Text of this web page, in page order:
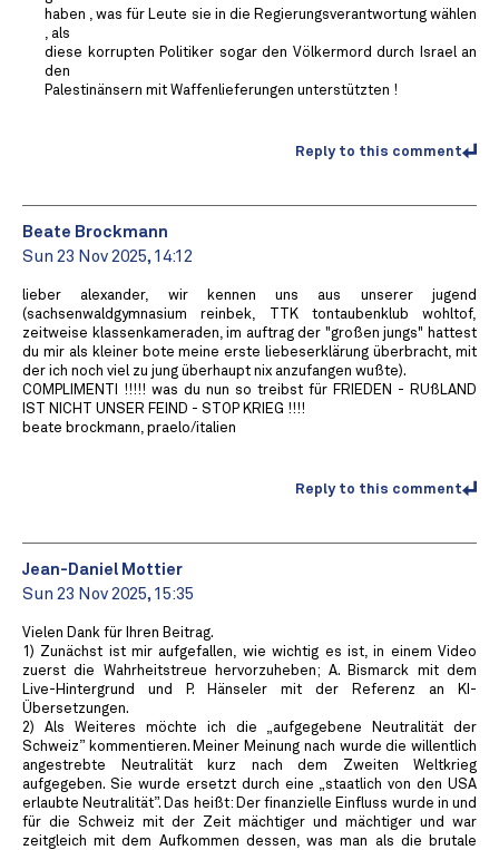
haben , was für Leute sie in die Regierungsverantwortung wählen
, als
diese korrupten Politiker sogar den Völkermord durch Israel an
den
Palestinänsern mit Waffenlieferungen unterstützten !
Reply to this comment
Beate Brockmann
Sun 23 Nov 2025, 14:12
lieber alexander, wir kennen uns aus unserer jugend
(sachsenwaldgymnasium reinbek, TTK tontaubenklub wohltof,
zeitweise klassenkameraden, im auftrag der "großen jungs" hattest
du mir als kleiner bote meine erste liebeserklärung überbracht, mit
der ich noch viel zu jung überhaupt nix anzufangen wußte).
COMPLIMENTI !!!!! was du nun so treibst für FRIEDEN - RUßLAND
IST NICHT UNSER FEIND - STOP KRIEG !!!!
beate brockmann, praelo/italien
Reply to this comment
Jean-Daniel Mottier
Sun 23 Nov 2025, 15:35
Vielen Dank für Ihren Beitrag.
1) Zunächst ist mir aufgefallen, wie wichtig es ist, in einem Video
zuerst die Wahrheitstreue hervorzuheben; A. Bismarck mit dem
Live-Hintergrund und P. Hänseler mit der Referenz an KI-
Übersetzungen.
2) Als Weiteres möchte ich die „aufgegebene Neutralität der
Schweiz” kommentieren. Meiner Meinung nach wurde die willentlich
angestrebte Neutralität kurz nach dem Zweiten Weltkrieg
aufgegeben. Sie wurde ersetzt durch eine „staatlich von den USA
erlaubte Neutralität”. Das heißt: Der finanzielle Einfluss wurde in und
für die Schweiz mit der Zeit mächtiger und mächtiger und war
zeitgleich mit dem Aufkommen dessen, was man als die brutale